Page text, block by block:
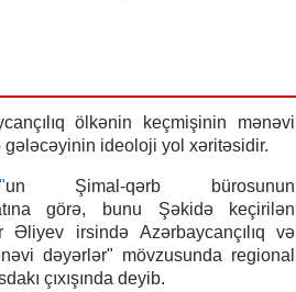
ölkənin keçmişinin mənəvi
gələcəyinin ideoloji yol xəritəsidir.
un Şimal-qərb bürosunun
görə, bunu Şəkidə keçirilən
Əliyev irsində Azərbaycançılıq və
dəyərlər" mövzusunda regional
çıxışında deyib.